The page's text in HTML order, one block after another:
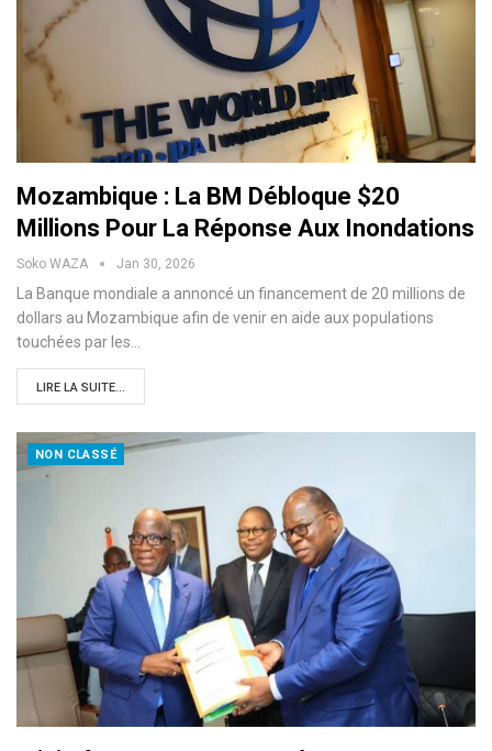
Mozambique : La BM Débloque $20
Millions Pour La Réponse Aux Inondations
Soko WAZA Jan 30, 2026
La Banque mondiale a annoncé un financement de 20 millions de
dollars au Mozambique afin de venir en aide aux populations
touchées par les…
LIRE LA SUITE...
NON CLASSÉ